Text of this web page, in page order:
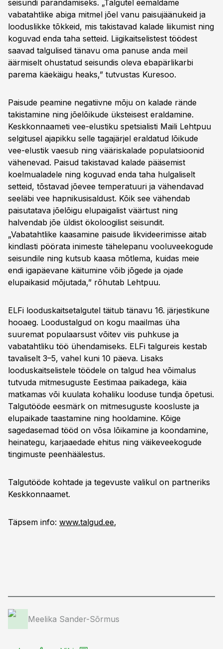
seisundi parandamiseks. „Talgutel eemaldame
vabatahtlike abiga mitmel jõel vanu paisujäänukeid ja
looduslikke tõkkeid, mis takistavad kalade liikumist ning
koguvad enda taha setteid. Liigikaitselistest töödest
saavad talgulised tänavu oma panuse anda meil
äärmiselt ohustatud seisundis oleva ebapärlikarbi
parema käekäigu heaks,” tutvustas Kuresoo.
Paisude peamine negatiivne mõju on kalade rände
takistamine ning jõelõikude üksteisest eraldamine.
Keskkonnaameti vee-elustiku spetsialisti Maili Lehtpuu
selgitusel ajapikku selle tagajärjel eraldatud lõikude
vee-elustik vaesub ning vääriskalade populatsioonid
vähenevad. Paisud takistavad kalade pääsemist
koelmualadele ning koguvad enda taha hulgaliselt
setteid, tõstavad jõevee temperatuuri ja vähendavad
seeläbi vee hapnikusisaldust. Kõik see vähendab
paisutatava jõelõigu elupaigalist väärtust ning
halvendab jõe üldist ökoloogilist seisundit.
„Vabatahtlike kaasamine paisude likvideerimisse aitab
kindlasti pöörata inimeste tähelepanu vooluveekogude
seisundile ning kutsub kaasa mõtlema, kuidas meie
endi igapäevane käitumine võib jõgede ja ojade
elupaikasid mõjutada,” rõhutab Lehtpuu.
ELFi looduskaitsetalgutel täitub tänavu 16. järjestikune
hooaeg. Loodustalgud on kogu maailmas üha
suuremat populaarsust võitev viis puhkuse ja
vabatahtliku töö ühendamiseks. ELFi talgureis kestab
tavaliselt 3–5, vahel kuni 10 päeva. Lisaks
looduskaitselistele töödele on talgud hea võimalus
tutvuda mitmesuguste Eestimaa paikadega, käia
matkamas või kuulata kohaliku looduse tundja õpetusi.
Talgutööde eesmärk on mitmesuguste koosluste ja
elupaikade taastamine ning hooldamine. Kõige
sagedasemad tööd on võsa lõikamine ja koondamine,
heinategu, karjaaedade ehitus ning väikeveekogude
tingimuste peenhäälestus.
Talgutööde kohtade ja tegevuste valikul on partneriks
Keskkonnaamet.
Täpsem info: www.talgud.ee,
Meelika Sander-Sõrmus